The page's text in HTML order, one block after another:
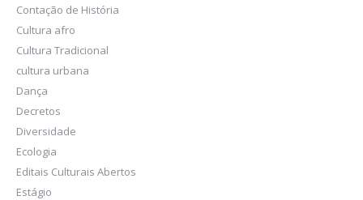
Contação de História
Cultura afro
Cultura Tradicional
cultura urbana
Dança
Decretos
Diversidade
Ecologia
Editais Culturais Abertos
Estágio